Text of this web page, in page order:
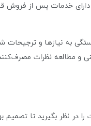
دارای خدمات پس از فروش
به نیازها و ترجیحات
و مطالعه نظرات
در نظر بگیرید تا تصمیم